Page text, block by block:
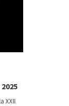
XXII